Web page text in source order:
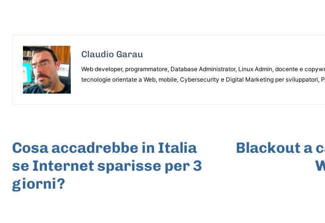
Claudio Garau
Web developer, programmatore, Database Administrator, Linux Admin, docente e
tecnologie orientate a Web, mobile, Cybersecurity e Digital Marketing per sviluppatori,
Cosa accadrebbe in Italia
se Internet sparisse per 3
giorni?
Blackout a